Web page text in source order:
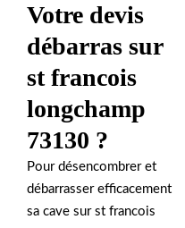
Votre devis
débarras sur
st francois
longchamp
73130 ?
Pour désencombrer et
débarrasser efficacement
sa cave sur st francois